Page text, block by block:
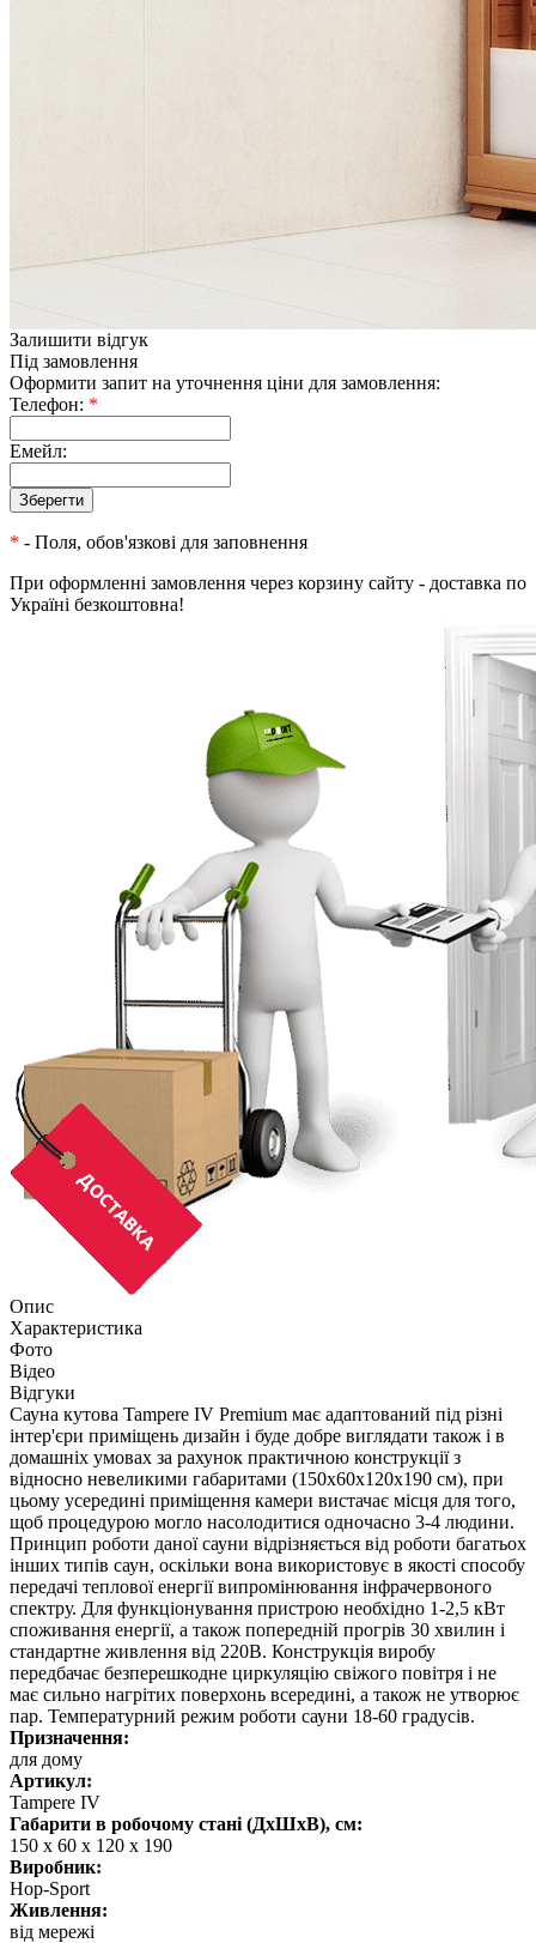
Залишити відгук
Під замовлення
Оформити запит на уточнення ціни для замовлення:
Телефон: *
Емейл:
* - Поля, обов'язкові для заповнення
При оформленні замовлення через корзину сайту - доставка по
Україні безкоштовна!
Опис
Характеристика
Фото
Відео
Відгуки
Сауна кутова Tampere IV Premium має адаптований під різні
інтер'єри приміщень дизайн і буде добре виглядати також і в
домашніх умовах за рахунок практичною конструкції з
відносно невеликими габаритами (150х60х120х190 см), при
цьому усередині приміщення камери вистачає місця для того,
щоб процедурою могло насолодитися одночасно 3-4 людини.
Принцип роботи даної сауни відрізняється від роботи багатьох
інших типів саун, оскільки вона використовує в якості способу
передачі теплової енергії випромінювання інфрачервоного
спектру. Для функціонування пристрою необхідно 1-2,5 кВт
споживання енергії, а також попередній прогрів 30 хвилин і
стандартне живлення від 220В. Конструкція виробу
передбачає безперешкодне циркуляцію свіжого повітря і не
має сильно нагрітих поверхонь всередині, а також не утворює
пар. Температурний режим роботи сауни 18-60 градусів.
Призначення:
для дому
Артикул:
Tampere IV
Габарити в робочому стані (ДхШхВ), см:
150 х 60 х 120 х 190
Виробник:
Hop-Sport
Живлення:
від мережі